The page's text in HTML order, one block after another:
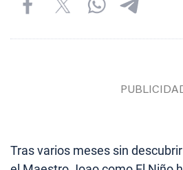
Tras varios meses sin